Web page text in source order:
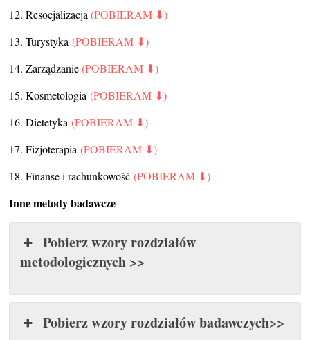
12. Resocjalizacja(POBIERAM ⬇)
13. Turystyka(POBIERAM ⬇)
14. Zarządzanie(POBIERAM ⬇)
15. Kosmetologia(POBIERAM ⬇)
16. Dietetyka(POBIERAM ⬇)
17. Fizjoterapia(POBIERAM ⬇)
18. Finanse i rachunkowość(POBIERAM ⬇)
Inne metody badawcze
Pobierz wzory rozdziałów
metodologicznych >>
Pobierz wzory rozdziałów badawczych>>